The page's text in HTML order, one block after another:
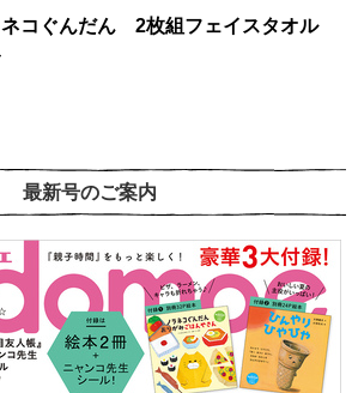
ネコぐんだん 2枚組フェイスタオル
最新号のご案内